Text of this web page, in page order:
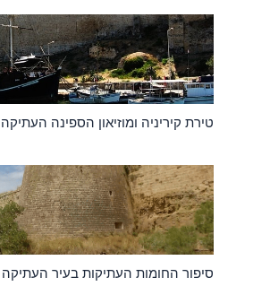
טירת קיריניה ומוזיאון הספינה העתיקה
סיפור החומות העתיקות בעיר